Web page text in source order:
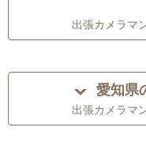
出張カメラマ
愛知県
出張カメラマ